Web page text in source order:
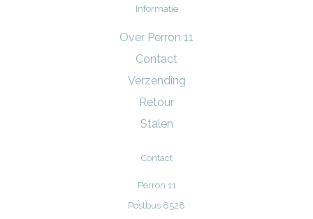
Informatie
Over Perron 11
Contact
Verzending
Retour
Stalen
Contact
Perron 11
Postbus 8528